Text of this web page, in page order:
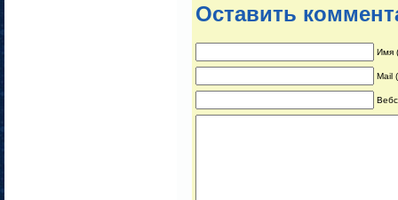
Оставить
Имя
Mail